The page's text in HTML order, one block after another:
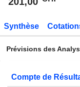
Synthèse
Prévisions des
Compte de